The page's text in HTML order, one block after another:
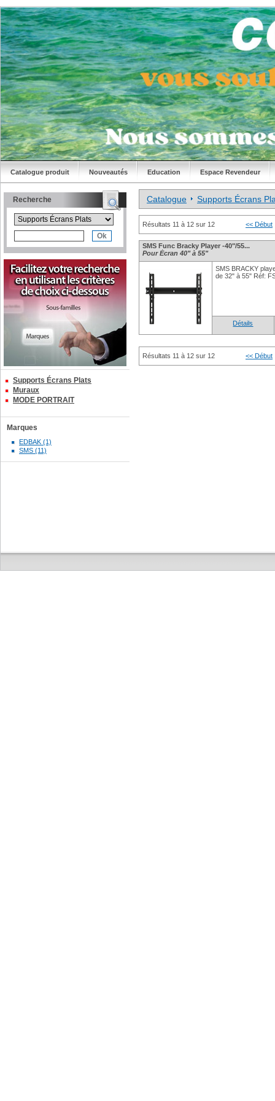
Catalogue produit Nouveautés Education Espace Revendeur
Recherche
Supports Écrans Plats
Muraux
MODE PORTRAIT
Marques
EDBAK (1)
SMS (11)
Catalogue Supports Écrans
Résultats 11 à 12 sur 12 << Début
SMS Func Bracky Player -40"/55...
Pour Écran 40" à 55"
SMS BRACKY
de 32" à 55" Réf:
Détails
Résultats 11 à 12 sur 12 << Début